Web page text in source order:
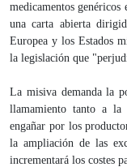
medicamentos
una carta abierta
Europea y los Estados
la legislación que
La misiva demanda la
llamamiento tanto a la
engañar por los
la ampliación de las
incrementará los costes